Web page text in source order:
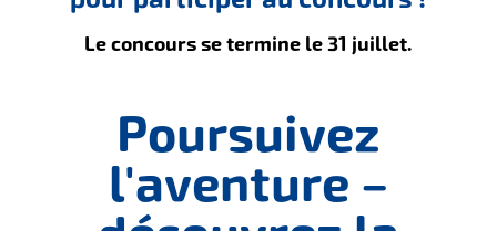
Le concours se termine le 31 juillet.
Poursuivez
l'aventure –